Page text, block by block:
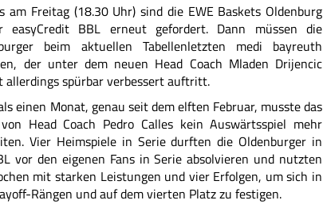
am Freitag (18.30 Uhr) sind die EWE Baskets Oldenburg
easyCredit BBL erneut gefordert. Dann müssen die
beim aktuellen Tabellenletzten medi bayreuth
der unter dem neuen Head Coach Mladen Drijencic
allerdings spürbar verbessert auftritt.
einen Monat, genau seit dem elften Februar, musste das
Head Coach Pedro Calles kein Auswärtsspiel mehr
Vier Heimspiele in Serie durften die Oldenburger in
vor den eigenen Fans in Serie absolvieren und nutzten
mit starken Leistungen und vier Erfolgen, um sich in
Rängen und auf dem vierten Platz zu festigen.